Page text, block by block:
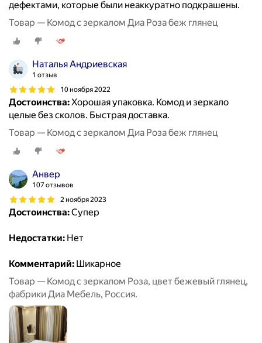
дефектами, которые были неаккуратно подкрашены.
Товар — Комод с зеркалом Диа Роза беж глянец
Наталья Андриевская
1 отзыв
10 ноября 2022
Достоинства:Хорошая упаковка. Комод и зеркало
целые без сколов. Быстрая доставка.
Товар — Комод с зеркалом Диа Роза беж глянец
Анвер
107 отзывов
2 ноября 2023
Достоинства:Супер
Недостатки: Нет
Комментарий: Шикарное
Товар — Комод с зеркалом Роза, цвет бежевый глянец,
фабрики Диа Мебель, Россия.